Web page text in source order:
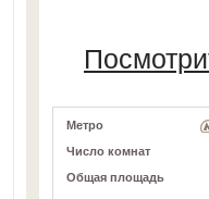
Метро
Число комнат
Общая площадь